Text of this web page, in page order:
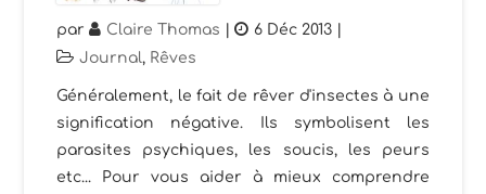
par Claire Thomas | 6 Déc 2013 |
Journal, Rêves
Généralement, le fait de rêver d'insectes à une
signification négative. Ils symbolisent les
parasites psychiques, les soucis, les peurs
etc... Pour vous aider à mieux comprendre